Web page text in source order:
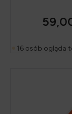
16 osób ogląda